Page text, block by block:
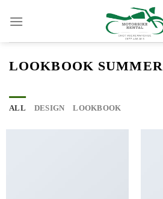
LOOKBOOK SUMMER
ALL DESIGN LOOKBOOK